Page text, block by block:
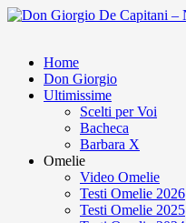
Home
Don Giorgio
Ultimissime
Scelti per Voi
Bacheca
Barbara X
Omelie
Video Omelie
Testi Omelie 2026
Testi Omelie 2025